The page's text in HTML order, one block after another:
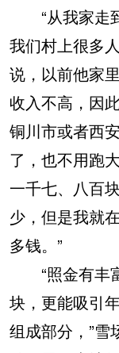
“从我家走到
我们村上很多
说，以前他家
收入不高，因
铜川市或者西
了，也不用跑
一千七、八百
少，但是我就
多钱。”
“照金有丰
块，更能吸引
组成部分，”雪